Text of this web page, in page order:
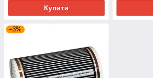
Купити
–3%